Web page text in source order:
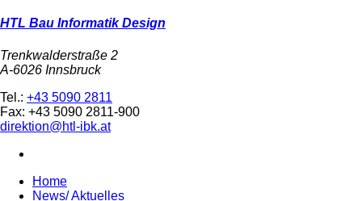
HTL Bau Informatik Design
Trenkwalderstraße 2
A-6026 Innsbruck
Tel.: +43 5090 2811
Fax: +43 5090 2811-900
direktion@htl-ibk.at
Home
News/ Aktuelles